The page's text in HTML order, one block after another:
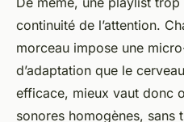
continuité de l’attention.
morceau impose une
d’adaptation que le
efficace, mieux vaut donc
sonores homogènes, sans